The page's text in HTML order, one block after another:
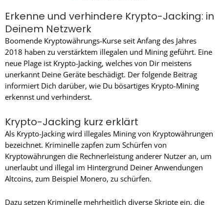
Erkenne und verhindere Krypto-Jacking: in
Deinem Netzwerk
Boomende Kryptowährungs-Kurse seit Anfang des Jahres
2018 haben zu verstärktem illegalen und Mining geführt. Eine
neue Plage ist Krypto-Jacking, welches von Dir meistens
unerkannt Deine Geräte beschädigt. Der folgende Beitrag
informiert Dich darüber, wie Du bösartiges Krypto-Mining
erkennst und verhinderst.
Krypto-Jacking kurz erklärt
Als Krypto-Jacking wird illegales Mining von Kryptowährungen
bezeichnet. Kriminelle zapfen zum Schürfen von
Kryptowährungen die Rechnerleistung anderer Nutzer an, um
unerlaubt und illegal im Hintergrund Deiner Anwendungen
Altcoins, zum Beispiel Monero, zu schürfen.
Dazu setzen Kriminelle mehrheitlich diverse Skripte ein, die